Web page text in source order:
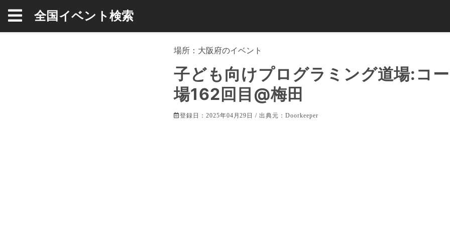
全国イベント検索
場所： 大阪府のイベント
子ども向けプログラミング道場:コ
場162回目@梅田
登録日：2025年04月29日 / 出典元：Doorkeeper